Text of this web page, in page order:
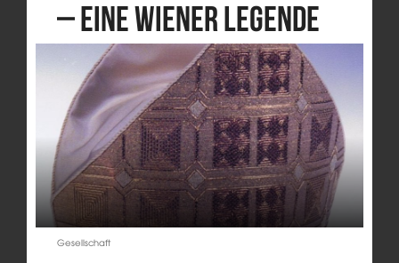
– eine Wiener Legende
Gesellschaft